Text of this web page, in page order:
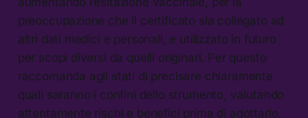
preoccupazione che il certificato sia collegato ad
altri dati medici e personali, e utilizzato in futuro
per scopi diversi da quelli originari. Per questo
raccomanda agli stati di precisare chiaramente
quali saranno i confini dello strumento, valutando
attentamente rischi e benefici prima di adottarlo,